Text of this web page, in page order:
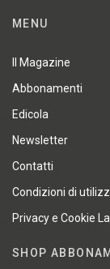
MENU
Il Magazine
Abbonamenti
Edicola
Newsletter
Contatti
Condizioni di
Privacy e Cookie
SHOP